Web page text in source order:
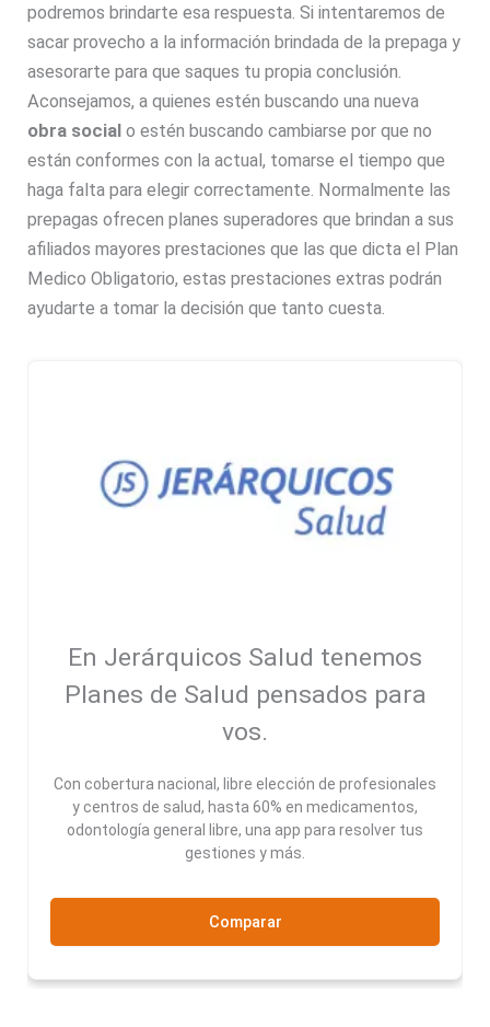
podremos brindarte esa respuesta. Si intentaremos de
sacar provecho a la información brindada de la prepaga y
asesorarte para que saques tu propia conclusión.
Aconsejamos, a quienes estén buscando una nueva
obra social o estén buscando cambiarse por que no
están conformes con la actual, tomarse el tiempo que
haga falta para elegir correctamente. Normalmente las
prepagas ofrecen planes superadores que brindan a sus
afiliados mayores prestaciones que las que dicta el Plan
Medico Obligatorio, estas prestaciones extras podrán
ayudarte a tomar la decisión que tanto cuesta.
En Jerárquicos Salud tenemos
Planes de Salud pensados para
vos.
Con cobertura nacional, libre elección de profesionales
y centros de salud, hasta 60% en medicamentos,
odontología general libre, una app para resolver tus
gestiones y más.
Comparar